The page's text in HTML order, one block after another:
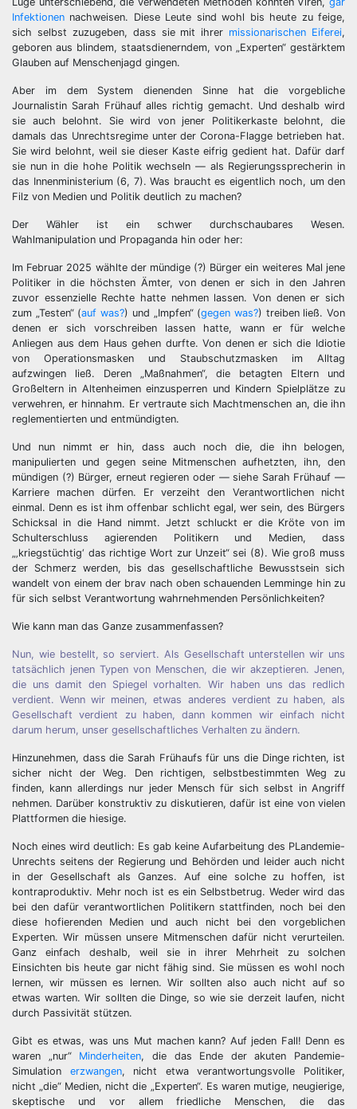
Infektionen nachweisen. Diese Leute sind wohl bis heute zu feige,
sich selbst zuzugeben, dass sie mit ihrer missionarischen Eiferei,
geboren aus blindem, staatsdienerndem, von „Experten“ gestärktem
Glauben auf Menschenjagd gingen.
Aber im dem System dienenden Sinne hat die vorgebliche
Journalistin Sarah Frühauf alles richtig gemacht. Und deshalb wird
sie auch belohnt. Sie wird von jener Politikerkaste belohnt, die
damals das Unrechtsregime unter der Corona-Flagge betrieben hat.
Sie wird belohnt, weil sie dieser Kaste eifrig gedient hat. Dafür darf
sie nun in die hohe Politik wechseln — als Regierungssprecherin in
das Innenministerium (6, 7). Was braucht es eigentlich noch, um den
Filz von Medien und Politik deutlich zu machen?
Der Wähler ist ein schwer durchschaubares Wesen.
Wahlmanipulation und Propaganda hin oder her:
Im Februar 2025 wählte der mündige (?) Bürger ein weiteres Mal jene
Politiker in die höchsten Ämter, von denen er sich in den Jahren
zuvor essenzielle Rechte hatte nehmen lassen. Von denen er sich
zum „Testen“ (auf was?) und „Impfen“ (gegen was?) treiben ließ. Von
denen er sich vorschreiben lassen hatte, wann er für welche
Anliegen aus dem Haus gehen durfte. Von denen er sich die Idiotie
von Operationsmasken und Staubschutzmasken im Alltag
aufzwingen ließ. Deren „Maßnahmen“, die betagten Eltern und
Großeltern in Altenheimen einzusperren und Kindern Spielplätze zu
verwehren, er hinnahm. Er vertraute sich Machtmenschen an, die ihn
reglementierten und entmündigten.
Und nun nimmt er hin, dass auch noch die, die ihn belogen,
manipulierten und gegen seine Mitmenschen aufhetzten, ihn, den
mündigen (?) Bürger, erneut regieren oder — siehe Sarah Frühauf —
Karriere machen dürfen. Er verzeiht den Verantwortlichen nicht
einmal. Denn es ist ihm offenbar schlicht egal, wer sein, des Bürgers
Schicksal in die Hand nimmt. Jetzt schluckt er die Kröte von im
Schulterschluss agierenden Politikern und Medien, dass
„‚kriegstüchtig‘ das richtige Wort zur Unzeit“ sei (8). Wie groß muss
der Schmerz werden, bis das gesellschaftliche Bewusstsein sich
wandelt von einem der brav nach oben schauenden Lemminge hin zu
für sich selbst Verantwortung wahrnehmenden Persönlichkeiten?
Wie kann man das Ganze zusammenfassen?
Nun, wie bestellt, so serviert. Als Gesellschaft unterstellen wir uns
tatsächlich jenen Typen von Menschen, die wir akzeptieren. Jenen,
die uns damit den Spiegel vorhalten. Wir haben uns das redlich
verdient. Wenn wir meinen, etwas anderes verdient zu haben, als
Gesellschaft verdient zu haben, dann kommen wir einfach nicht
darum herum, unser gesellschaftliches Verhalten zu ändern.
Hinzunehmen, dass die Sarah Frühaufs für uns die Dinge richten, ist
sicher nicht der Weg. Den richtigen, selbstbestimmten Weg zu
finden, kann allerdings nur jeder Mensch für sich selbst in Angriff
nehmen. Darüber konstruktiv zu diskutieren, dafür ist eine von vielen
Plattformen die hiesige.
Noch eines wird deutlich: Es gab keine Aufarbeitung des PLandemie-
Unrechts seitens der Regierung und Behörden und leider auch nicht
in der Gesellschaft als Ganzes. Auf eine solche zu hoffen, ist
kontraproduktiv. Mehr noch ist es ein Selbstbetrug. Weder wird das
bei den dafür verantwortlichen Politikern stattfinden, noch bei den
diese hofierenden Medien und auch nicht bei den vorgeblichen
Experten. Wir müssen unsere Mitmenschen dafür nicht verurteilen.
Ganz einfach deshalb, weil sie in ihrer Mehrheit zu solchen
Einsichten bis heute gar nicht fähig sind. Sie müssen es wohl noch
lernen, wir müssen es lernen. Wir sollten also auch nicht auf so
etwas warten. Wir sollten die Dinge, so wie sie derzeit laufen, nicht
durch Passivität stützen.
Gibt es etwas, was uns Mut machen kann? Auf jeden Fall! Denn es
waren „nur“ Minderheiten, die das Ende der akuten Pandemie-
Simulation erzwangen, nicht etwa verantwortungsvolle Politiker,
nicht „die“ Medien, nicht die „Experten“. Es waren mutige, neugierige,
skeptische und vor allem friedliche Menschen, die das